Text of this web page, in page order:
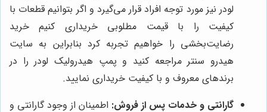
لودر نیز مورد توجه افراد قرار می‌گیرد و اگر بتوانیم قطعات با
کیفیت را با قیمت مطلوبی خریداری کنیم خرید
رضایت‌بخشی را خواهیم تجربه کرد بنابراین به سایت
هیدرو سنتر مراجعه کنید و پمپ هیدرولیک لودر را در
برندهای معروف و با کیفیت خریداری نمایید.
گارانتی و خدمات پس از فروش: اطمینان از وجود گارانتی و